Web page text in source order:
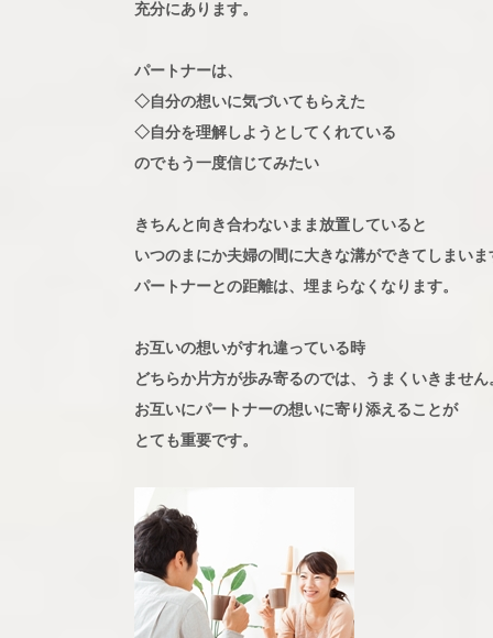
充分にあります。
パートナーは、
◇自分の想いに気づいてもらえた
◇自分を理解しようとしてくれている
のでもう一度信じてみたい
きちんと向き合わないまま放置していると
いつのまにか夫婦の間に大きな溝ができてしまいま
パートナーとの距離は、埋まらなくなります。
お互いの想いがすれ違っている時
どちらか片方が歩み寄るのでは、うまくいきません
お互いにパートナーの想いに寄り添えることが
とても重要です。